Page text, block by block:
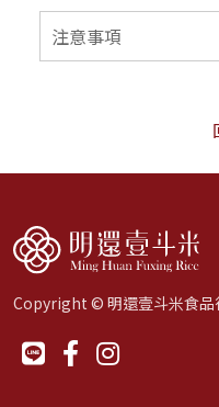
注意事項
Copyright © 明還壹斗米食